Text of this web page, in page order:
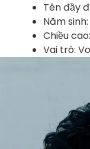
Tên đầy
Năm sinh:
Chiều
Vai trò: